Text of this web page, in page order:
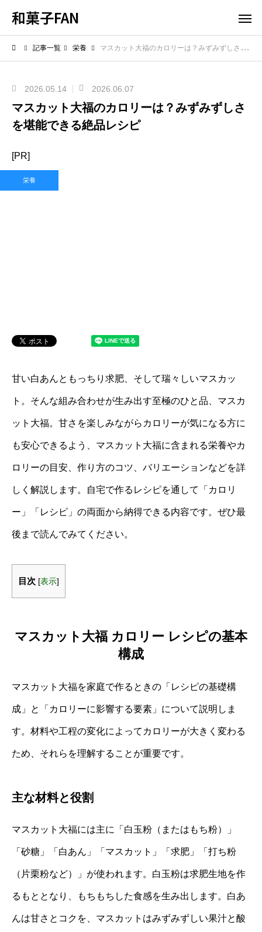
和菓子FAN
記事一覧 栄養 マスカット大福のカロリーは？みずみずしさを堪能できる絶品レシピ
2026.05.14 2026.06.07
マスカット大福のカロリーは？みずみずしさ
を堪能できる絶品レシピ
[PR]
栄養
甘い白あんともっちり求肥、そして瑞々しいマスカッ
ト。そんな組み合わせが生み出す至極のひと品、マスカ
ット大福。甘さを楽しみながらカロリーが気になる方に
も安心できるよう、マスカット大福に含まれる栄養やカ
ロリーの目安、作り方のコツ、バリエーションなどを詳
しく解説します。自宅で作るレシピを通して「カロリ
ー」「レシピ」の両面から納得できる内容です。ぜひ最
後まで読んでみてください。
目次 [表示]
マスカット大福 カロリー レシピの基本
構成
マスカット大福を家庭で作るときの「レシピの基礎構
成」と「カロリーに影響する要素」について説明しま
す。材料や工程の変化によってカロリーが大きく変わる
ため、それらを理解することが重要です。
主な材料と役割
マスカット大福には主に「白玉粉（またはもち粉）」
「砂糖」「白あん」「マスカット」「求肥」「打ち粉
（片栗粉など）」が使われます。白玉粉は求肥生地を作
るもととなり、もちもちした食感を生み出します。白あ
んは甘さとコクを、マスカットはみずみずしい果汁と酸